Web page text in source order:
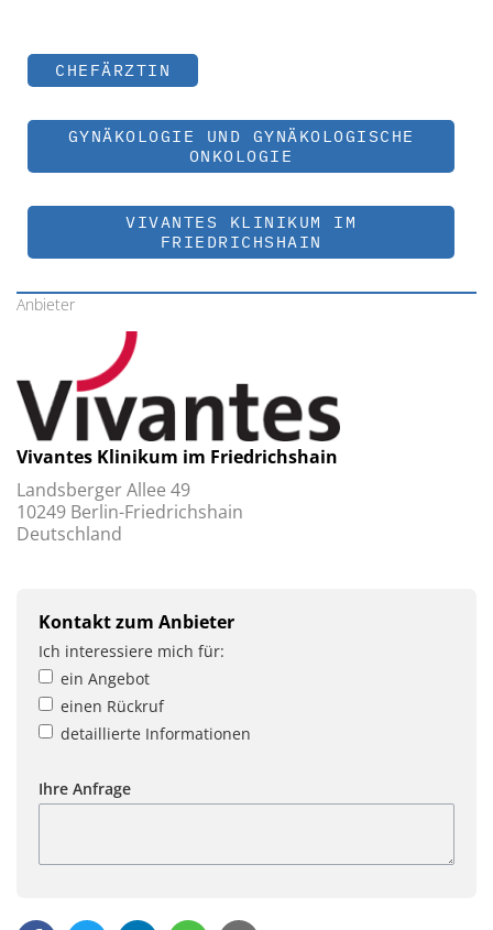
CHEFÄRZTIN
GYNÄKOLOGIE UND GYNÄKOLOGISCHE
ONKOLOGIE
VIVANTES KLINIKUM IM
FRIEDRICHSHAIN
Anbieter
Vivantes Klinikum im Friedrichshain
Landsberger Allee 49
10249 Berlin-Friedrichshain
Deutschland
Kontakt zum Anbieter
Ich interessiere mich für:
ein Angebot
einen Rückruf
detaillierte Informationen
Ihre Anfrage